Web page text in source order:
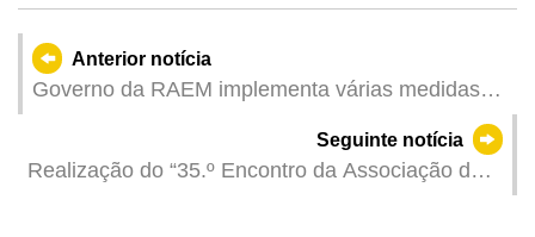
Anterior notícia
Governo da RAEM implementa várias medidas
diversificação adequada da economia
Seguinte notícia
Realização do “35.º Encontro da Associação das